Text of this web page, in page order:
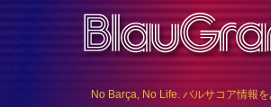
No Barça, No Life. バルサコア情報